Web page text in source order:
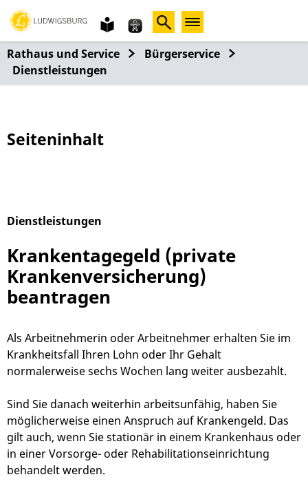
Gebärdensprache
leichte
Sprache
Rathaus und Service
Bürgerservice
Dienstleistungen
Seiteninhalt
Dienstleistungen
Krankentagegeld (private
Krankenversicherung)
beantragen
Als Arbeitnehmerin oder Arbeitnehmer erhalten Sie im
Krankheitsfall Ihren Lohn oder Ihr Gehalt
normalerweise sechs Wochen lang weiter ausbezahlt.
Sind Sie danach weiterhin arbeitsunfähig, haben Sie
möglicherweise einen Anspruch auf Krankengeld. Das
gilt auch, wenn Sie stationär in einem Krankenhaus oder
in einer Vorsorge- oder Rehabilitationseinrichtung
behandelt werden.